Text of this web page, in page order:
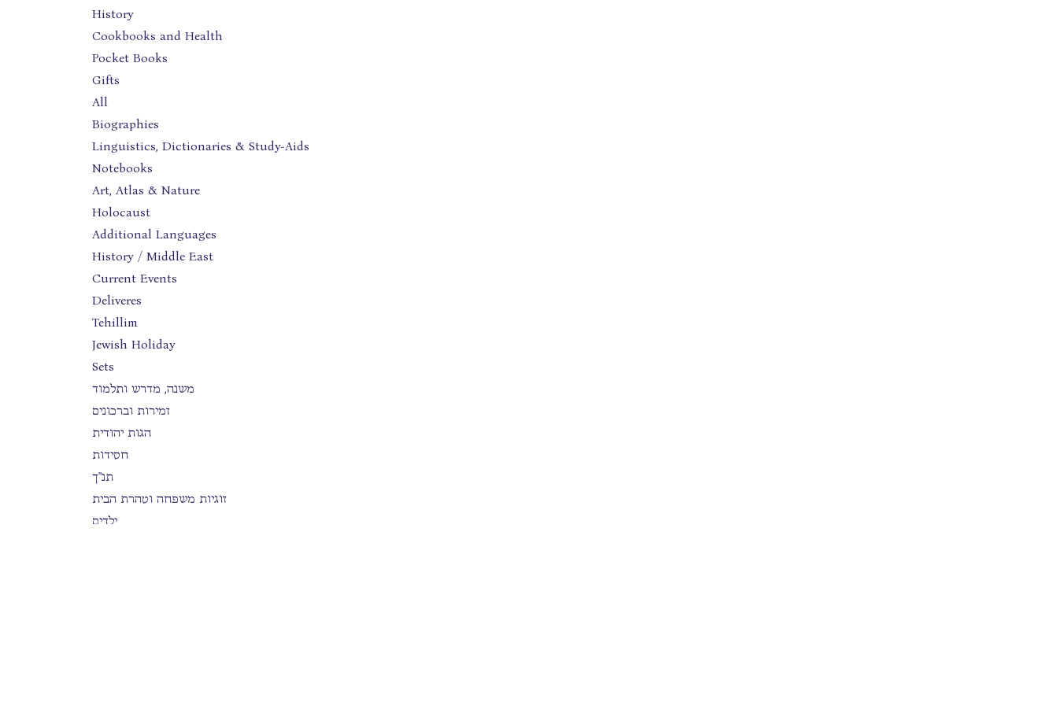
History
Cookbooks and Health
Pocket Books
Gifts
All
Biographies
Linguistics, Dictionaries & Study-Aids
Notebooks
Art, Atlas & Nature
Holocaust
Additional Languages
History / Middle East
Current Events
Deliveres
Tehillim
Jewish Holiday
Sets
משנה, מדרש ותלמוד
זמירות וברכונים
הגות יהודית
חסידות
תנ"ך
זוגיות משפחה וטהרת הבית
ילדים